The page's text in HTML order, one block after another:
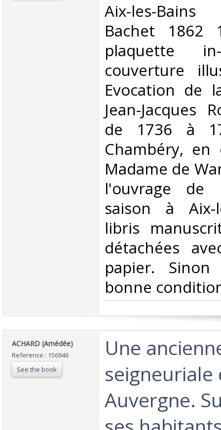
‎Aix-les-
Bachet 1862
plaquette
couverture
Evocation de
Jean-Jacques
de 1736 à
Chambéry, en
Madame de
l'ouvrage de
saison à Aix-
libris
détachées
papier.
bonne
‎ACHARD (Amédée)‎
Reference : 156946
See the book
‎Une
seigneuriale
Auvergne.